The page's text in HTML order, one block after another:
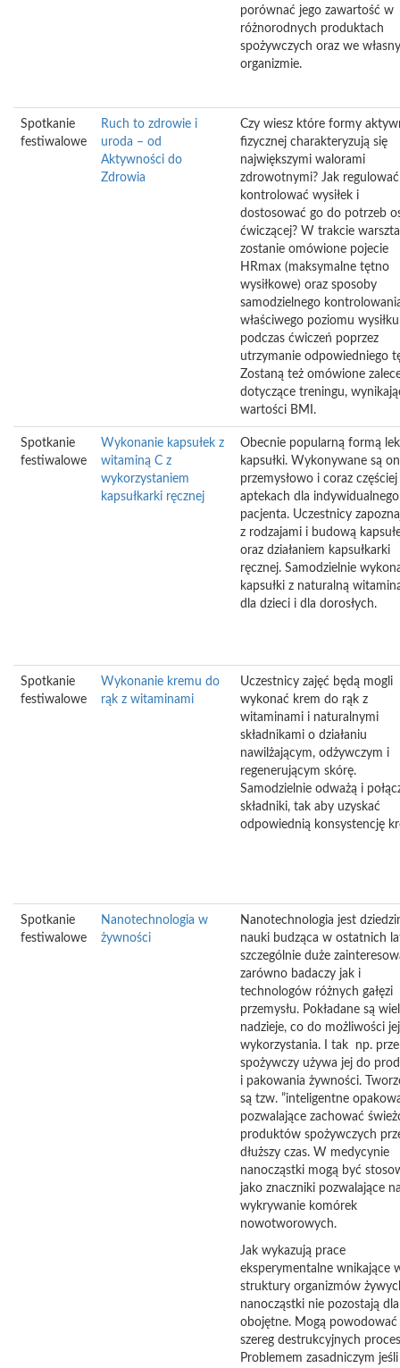
porównać jego zawartość w
różnorodnych produktach
spożywczych oraz we
organizmie.
Spotkanie
festiwalowe
Ruch to zdrowie i
uroda – od
Aktywności do
Zdrowia
Czy wiesz które formy
fizycznej charakteryzują się
największymi walorami
zdrowotnymi? Jak
kontrolować wysiłek i
dostosować go do potrzeb
ćwiczącej? W trakcie
zostanie omówione pojecie
HRmax (maksymalne tętno
wysiłkowe) oraz sposoby
samodzielnego
właściwego poziomu wysiłku
podczas ćwiczeń poprzez
utrzymanie odpowiedniego
Zostaną też omówione
dotyczące treningu,
wartości BMI.
Spotkanie
festiwalowe
Wykonanie kapsułek z
witaminą C z
wykorzystaniem
kapsułkarki ręcznej
Obecnie popularną formą
kapsułki. Wykonywane są
przemysłowo i coraz
aptekach dla indywidualnego
pacjenta. Uczestnicy
z rodzajami i budową
oraz działaniem kapsułkarki
ręcznej. Samodzielnie
kapsułki z naturalną
dla dzieci i dla dorosłych.
Spotkanie
festiwalowe
Wykonanie kremu do
rąk z witaminami
Uczestnicy zajęć będą mogli
wykonać krem do rąk z
witaminami i naturalnymi
składnikami o działaniu
nawilżającym, odżywczym i
regenerującym skórę.
Samodzielnie odważą i
składniki, tak aby uzyskać
odpowiednią konsystencję
Spotkanie
festiwalowe
Nanotechnologia w
żywności
Nanotechnologia jest
nauki budząca w ostatnich
szczególnie duże
zarówno badaczy jak i
technologów różnych gałęzi
przemysłu. Pokładane są
nadzieje, co do możliwości jej
wykorzystania. I tak np.
spożywczy używa jej do
i pakowania żywności.
są tzw. ”inteligentne
pozwalające zachować
produktów spożywczych
dłuższy czas. W medycynie
nanocząstki mogą być
jako znaczniki pozwalające
wykrywanie komórek
nowotworowych.
Jak wykazują prace
eksperymentalne wnikające
struktury organizmów
nanocząstki nie pozostają
obojętne. Mogą powodować
szereg destrukcyjnych
Problemem zasadniczym jeśli